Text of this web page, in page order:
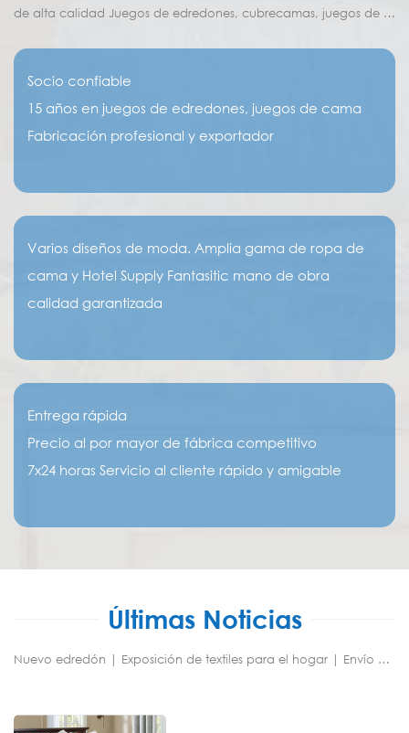
de alta calidad Juegos de edredones, cubrecamas, juegos de ropa de cama Proveedor y fabricante
Socio confiable
15 años en juegos de edredones, juegos de cama
Fabricación profesional y exportador
Varios diseños de moda. Amplia gama de ropa de
cama y Hotel Supply Fantasitic mano de obra
calidad garantizada
Entrega rápida
Precio al por mayor de fábrica competitivo
7x24 horas Servicio al cliente rápido y amigable
Últimas Noticias
Nuevo edredón | Exposición de textiles para el hogar | Envío | Visita del cliente | Fiesta